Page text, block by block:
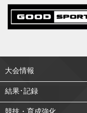
大会情報
結果･記録